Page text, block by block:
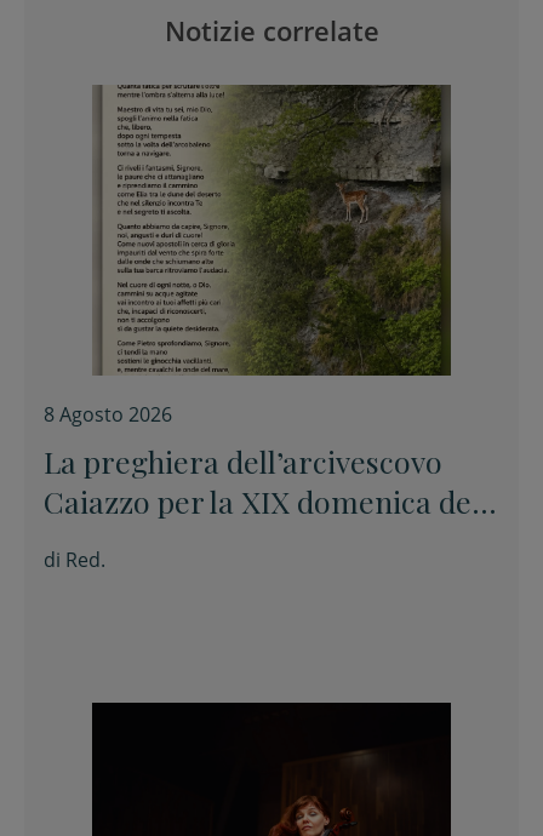
Notizie correlate
8 Agosto 2026
La preghiera dell’arcivescovo
Caiazzo per la XIX domenica del
Tempo ordinario
di Red.